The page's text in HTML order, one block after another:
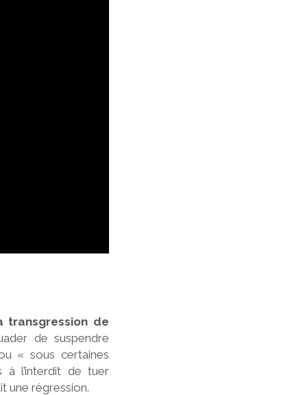
transgression de
de suspendre
« sous certaines
à l’interdit de tuer
une régression.